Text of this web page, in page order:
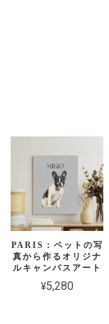
PARIS：ペットの写
真から作るオリジナ
ルキャンバスアート
¥5,280